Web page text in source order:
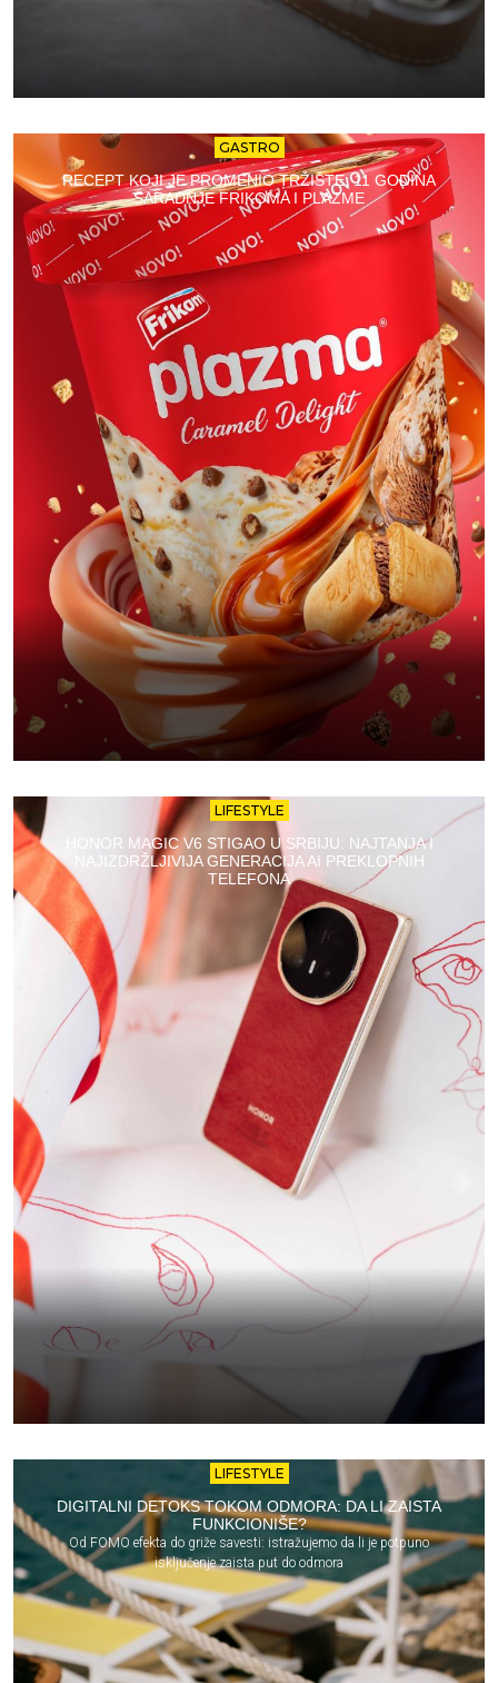
GASTRO
RECEPT KOJI JE PROMENIO TRŽIŠTE: 11 GODINA
SARADNJE FRIKOMA I PLAZME
LIFESTYLE
HONOR MAGIC V6 STIGAO U SRBIJU: NAJTANJA I
NAJIZDRŽLJIVIJA GENERACIJA AI PREKLOPNIH
TELEFONA
LIFESTYLE
DIGITALNI DETOKS TOKOM ODMORA: DA LI ZAISTA
FUNKCIONIŠE?
Od FOMO efekta do griže savesti: istražujemo da li je potpuno
isključenje zaista put do odmora